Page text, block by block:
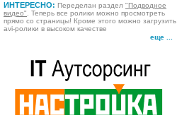
ИНТЕРЕСНО: Переделан раздел "Подводное
видео" . Теперь все ролики можно просмотреть
прямо со страницы! Кроме этого можно загрузить
avi-ролики в высоком качестве
еще ...